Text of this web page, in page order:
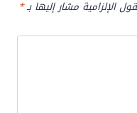
الإلزامية مشار إليها بـ*